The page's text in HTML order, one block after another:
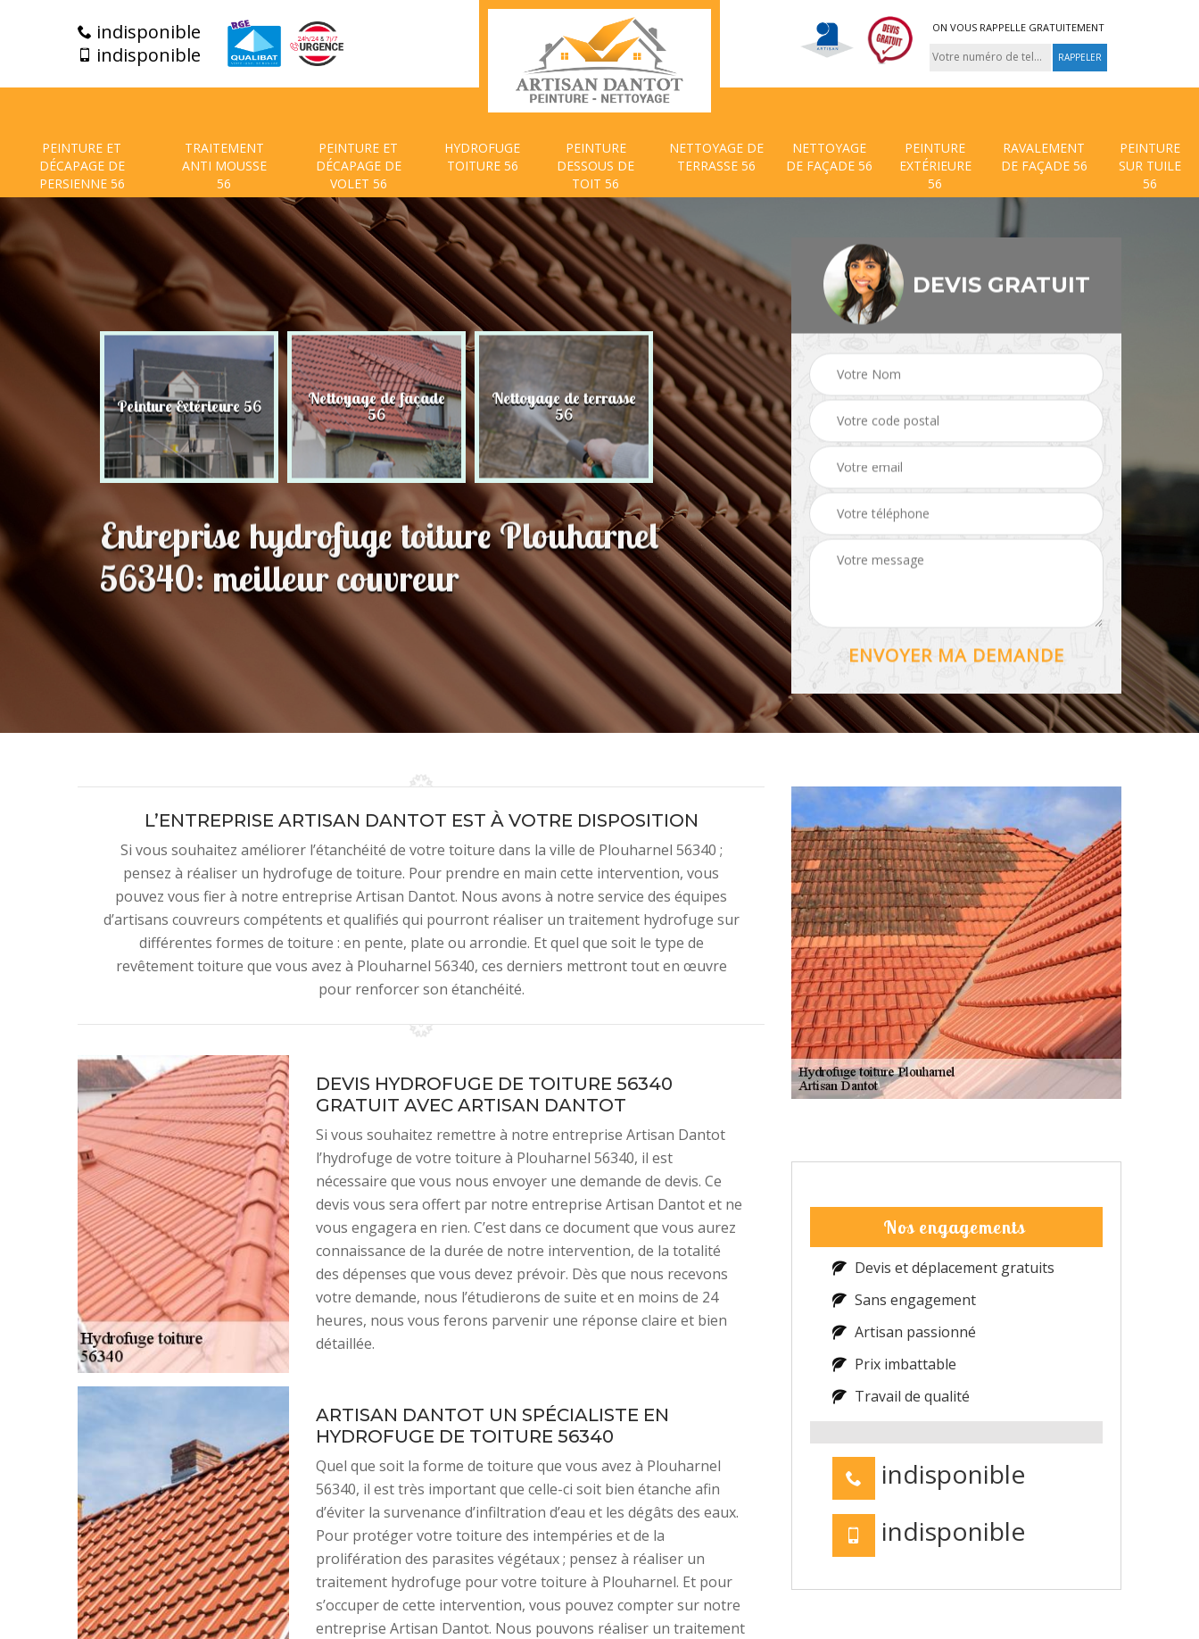
indisponible
indisponible
ON VOUS RAPPELLE GRATUITEMENT
PEINTURE ET
DÉCAPAGE DE
PERSIENNE 56
TRAITEMENT
ANTI MOUSSE
56
PEINTURE ET
DÉCAPAGE DE
VOLET 56
HYDROFUGE
TOITURE 56
PEINTURE
DESSOUS DE
TOIT 56
NETTOYAGE DE
TERRASSE 56
NETTOYAGE
DE FAÇADE 56
PEINTURE
EXTÉRIEURE
56
RAVALEMENT
DE FAÇADE 56
PEINTURE
SUR TUILE
56
de facade Peinture Extérieure 56 Nettoyage de façade
56
Nettoyage de terrasse
56
Peinture dessous de
toit 56 Hydrofuge toiture 56 Traitement anti
Entreprise hydrofuge toiture Plouharnel
56340: meilleur couvreur
DEVIS GRATUIT
L’ENTREPRISE ARTISAN DANTOT EST À VOTRE DISPOSITION
Si vous souhaitez améliorer l’étanchéité de votre toiture dans la ville de Plouharnel 56340 ;
pensez à réaliser un hydrofuge de toiture. Pour prendre en main cette intervention, vous
pouvez vous fier à notre entreprise Artisan Dantot. Nous avons à notre service des équipes
d’artisans couvreurs compétents et qualifiés qui pourront réaliser un traitement hydrofuge sur
différentes formes de toiture : en pente, plate ou arrondie. Et quel que soit le type de
revêtement toiture que vous avez à Plouharnel 56340, ces derniers mettront tout en œuvre
pour renforcer son étanchéité.
DEVIS HYDROFUGE DE TOITURE 56340
GRATUIT AVEC ARTISAN DANTOT
Si vous souhaitez remettre à notre entreprise Artisan Dantot
l’hydrofuge de votre toiture à Plouharnel 56340, il est
nécessaire que vous nous envoyer une demande de devis. Ce
devis vous sera offert par notre entreprise Artisan Dantot et ne
vous engagera en rien. C’est dans ce document que vous aurez
connaissance de la durée de notre intervention, de la totalité
des dépenses que vous devez prévoir. Dès que nous recevons
votre demande, nous l’étudierons de suite et en moins de 24
heures, nous vous ferons parvenir une réponse claire et bien
détaillée.
ARTISAN DANTOT UN SPÉCIALISTE EN
HYDROFUGE DE TOITURE 56340
Quel que soit la forme de toiture que vous avez à Plouharnel
56340, il est très important que celle-ci soit bien étanche afin
d’éviter la survenance d’infiltration d’eau et les dégâts des eaux.
Pour protéger votre toiture des intempéries et de la
prolifération des parasites végétaux ; pensez à réaliser un
traitement hydrofuge pour votre toiture à Plouharnel. Et pour
s’occuper de cette intervention, vous pouvez compter sur notre
entreprise Artisan Dantot. Nous pouvons réaliser un traitement
Nos engagements
Devis et déplacement gratuits
Sans engagement
Artisan passionné
Prix imbattable
Travail de qualité
indisponible
indisponible